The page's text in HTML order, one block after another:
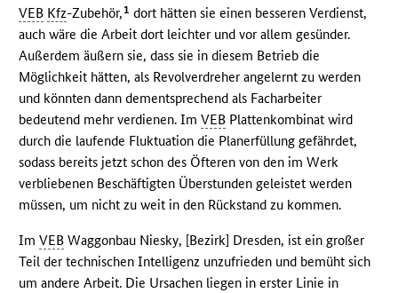
VEB Kfz-Zubehör,1 dort hätten sie einen besseren Verdienst,
auch wäre die Arbeit dort leichter und vor allem gesünder.
Außerdem äußern sie, dass sie in diesem Betrieb die
Möglichkeit hätten, als Revolverdreher angelernt zu werden
und könnten dann dementsprechend als Facharbeiter
bedeutend mehr verdienen. ImVEB Plattenkombinat wird
durch die laufende Fluktuation die Planerfüllung gefährdet,
sodass bereits jetzt schon des Öfteren von den im Werk
verbliebenen Beschäftigten Überstunden geleistet werden
müssen, um nicht zu weit in den Rückstand zu kommen.
ImVEB Waggonbau Niesky, [Bezirk] Dresden, ist ein großer
Teil der technischen Intelligenz unzufrieden und bemüht sich
um andere Arbeit. Die Ursachen liegen in erster Linie in